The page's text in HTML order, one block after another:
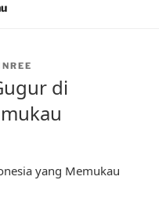
di
yang Memukau